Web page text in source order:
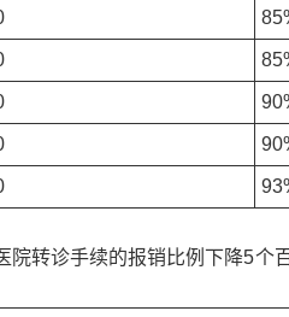
转诊手续的报销比例下降5个